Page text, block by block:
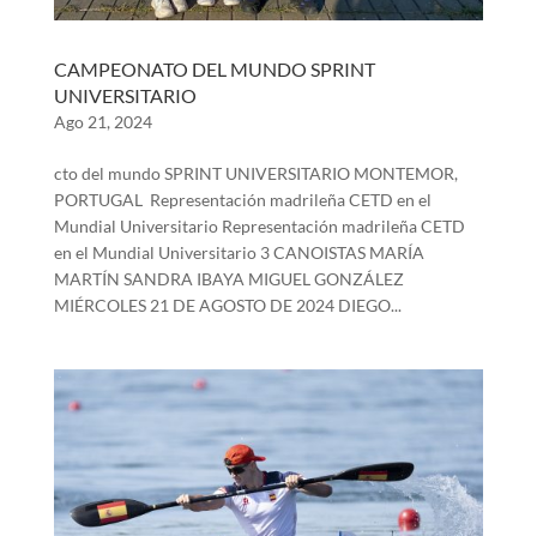
CAMPEONATO DEL MUNDO SPRINT
UNIVERSITARIO
Ago 21, 2024
cto del mundo SPRINT UNIVERSITARIO MONTEMOR,
PORTUGAL Representación madrileña CETD en el
Mundial Universitario Representación madrileña CETD
en el Mundial Universitario 3 CANOISTAS MARÍA
MARTÍN SANDRA IBAYA MIGUEL GONZÁLEZ
MIÉRCOLES 21 DE AGOSTO DE 2024 DIEGO...